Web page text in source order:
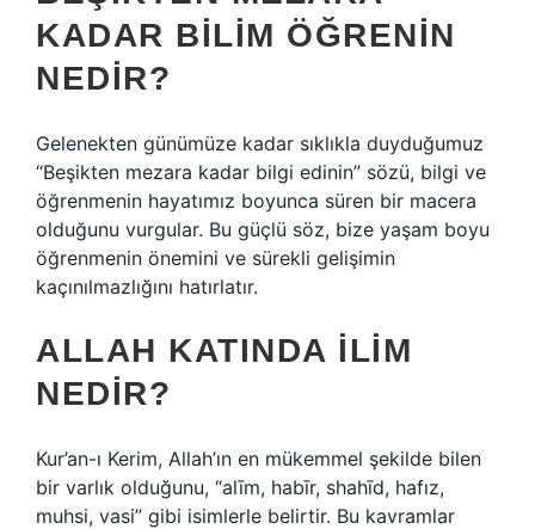
KADAR BILIM ÖĞRENIN
NEDIR?
Gelenekten günümüze kadar sıklıkla duyduğumuz
“Beşikten mezara kadar bilgi edinin” sözü, bilgi ve
öğrenmenin hayatımız boyunca süren bir macera
olduğunu vurgular. Bu güçlü söz, bize yaşam boyu
öğrenmenin önemini ve sürekli gelişimin
kaçınılmazlığını hatırlatır.
ALLAH KATINDA ILIM
NEDIR?
Kur’an-ı Kerim, Allah’ın en mükemmel şekilde bilen
bir varlık olduğunu, “alīm, habīr, shahīd, hafız,
muhsi, vasi” gibi isimlerle belirtir. Bu kavramlar